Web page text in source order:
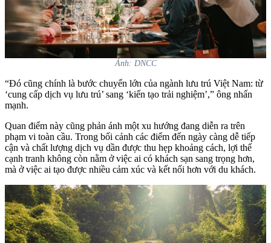
Ảnh: DNCC
“Đó cũng chính là bước chuyển lớn của ngành lưu trú Việt Nam: từ
‘cung cấp dịch vụ lưu trú’ sang ‘kiến tạo trải nghiệm’,” ông nhấn
mạnh.
Quan điểm này cũng phản ánh một xu hướng đang diễn ra trên
phạm vi toàn cầu. Trong bối cảnh các điểm đến ngày càng dễ tiếp
cận và chất lượng dịch vụ dần được thu hẹp khoảng cách, lợi thế
cạnh tranh không còn nằm ở việc ai có khách sạn sang trọng hơn,
mà ở việc ai tạo được nhiều cảm xúc và kết nối hơn với du khách.